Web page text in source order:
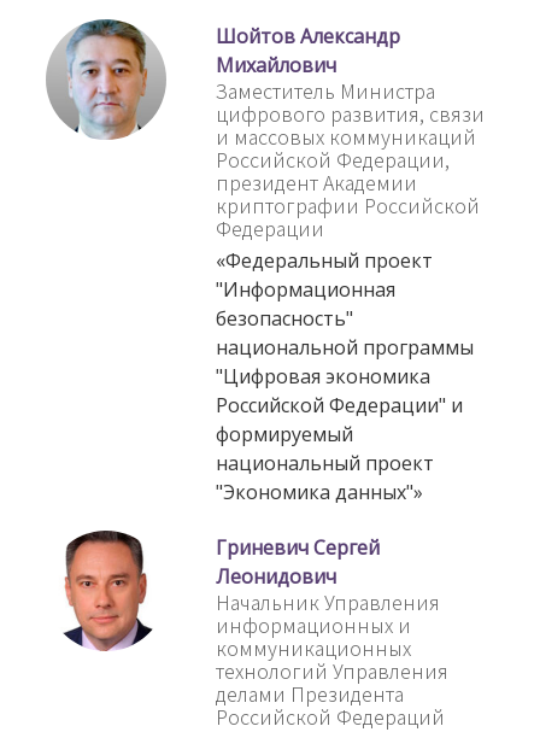
Шойтов Александр
Михайлович
Заместитель Министра
цифрового развития, связи
и массовых коммуникаций
Российской Федерации,
президент Академии
криптографии Российской
Федерации
«Федеральный проект
"Информационная
безопасность"
национальной программы
"Цифровая экономика
Российской Федерации" и
формируемый
национальный проект
"Экономика данных"»
Гриневич Сергей
Леонидович
Начальник Управления
информационных и
коммуникационных
технологий Управления
делами Президента
Российской Федераций